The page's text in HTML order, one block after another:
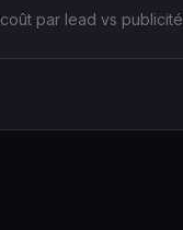
coût par lead vs publicité